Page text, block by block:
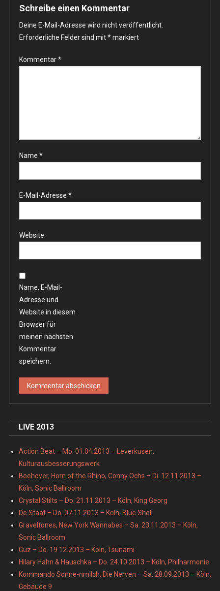
Schreibe einen Kommentar
Deine E-Mail-Adresse wird nicht veröffentlicht.
Erforderliche Felder sind mit*markiert
Kommentar*
Name *
E-Mail-Adresse *
Website
Name, E-Mail-
Adresse und
Website in diesem
Browser für
meinen nächsten
Kommentar
speichern.
LIVE 2013
Action Beat – Mo. 01.04.2013 – Leverkusen,
Kulturausbesserungswerk
Beehover, Horn of the Rhino, Conny Ochs – Di. 12.11.2013 –
Köln, Sonic Ballroom
Crystal Stilts – Do. 21.11.2013 – Köln, King Georg
De Staat – Do. 07.11.2013 – Köln, Blue Shell
Graveltones, New York Wannabes – Sa. 23.11.2013 – Köln,
Sonic Ballroom
Guz – Do. 19.12.2013 – Köln, Tsunami
Hilary Hahn & Hauschka – Do. 24.10.2013 – Köln, Philharmonie
Kommando Sonne-nmilch, Die Nerven – Sa. 28.09.2013 – Köln,
Gebäude 9